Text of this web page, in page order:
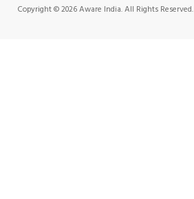
Copyright © 2026 Aware India. All Rights Reserved.